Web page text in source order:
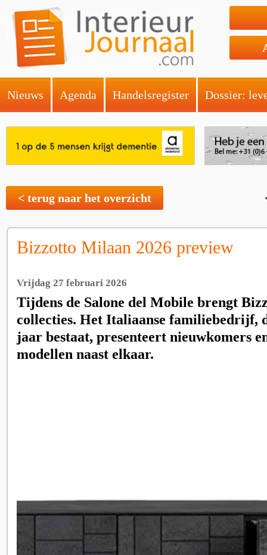
Nieuws Agenda Handelsregister Dossier:
< terug naar het overzicht
Bizzotto Milaan 2026 preview
Vrijdag 27 februari 2026
Tijdens de Salone del Mobile brengt
collecties. Het Italiaanse familiebedrijf,
jaar bestaat, presenteert nieuwkomers
modellen naast elkaar.